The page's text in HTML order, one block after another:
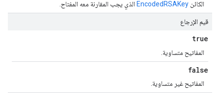
الكائن EncodedRSAKey الذي يجب المقارنة معه المفتاح.
قيم الإرجاع
true
المفاتيح متساوية.
false
المفاتيح غير متساوية.